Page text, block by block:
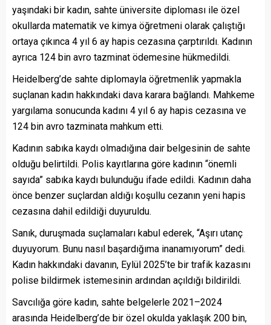
yaşındaki bir kadın, sahte üniversite diploması ile özel
okullarda matematik ve kimya öğretmeni olarak çalıştığı
ortaya çıkınca 4 yıl 6 ay hapis cezasına çarptırıldı. Kadının
ayrıca 124 bin avro tazminat ödemesine hükmedildi.
Heidelberg’de sahte diplomayla öğretmenlik yapmakla
suçlanan kadın hakkındaki dava karara bağlandı. Mahkeme
yargılama sonucunda kadını 4 yıl 6 ay hapis cezasına ve
124 bin avro tazminata mahkum etti.
Kadının sabıka kaydı olmadığına dair belgesinin de sahte
olduğu belirtildi. Polis kayıtlarına göre kadının “önemli
sayıda” sabıka kaydı bulunduğu ifade edildi. Kadının daha
önce benzer suçlardan aldığı koşullu cezanın yeni hapis
cezasına dahil edildiği duyuruldu.
Sanık, duruşmada suçlamaları kabul ederek, “Aşırı utanç
duyuyorum. Bunu nasıl başardığıma inanamıyorum” dedi.
Kadın hakkındaki davanın, Eylül 2025’te bir trafik kazasını
polise bildirmek istemesinin ardından açıldığı bildirildi.
Savcılığa göre kadın, sahte belgelerle 2021–2024
arasında Heidelberg’de bir özel okulda yaklaşık 200 bin,